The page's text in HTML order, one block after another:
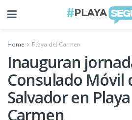
Home Playa del Carmen
Inauguran
Consulado Móvil
Salvador en
Carmen